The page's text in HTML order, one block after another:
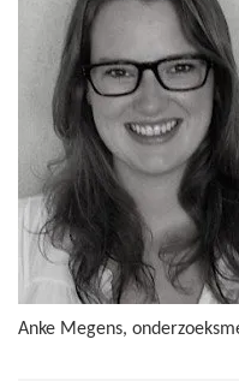
Anke Megens,